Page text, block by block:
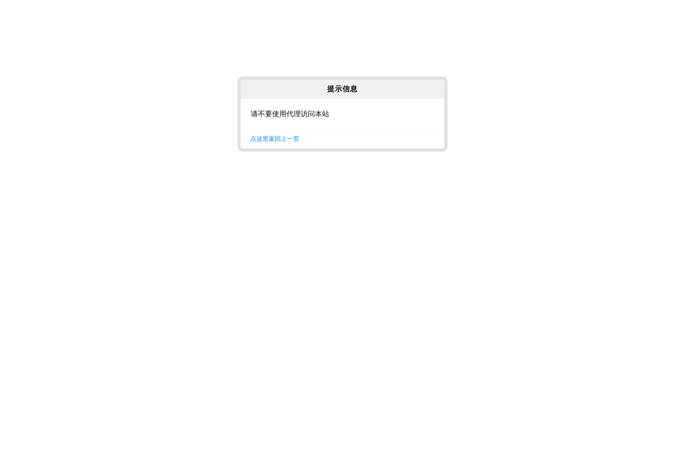
提示信息
请不要使用代理访问本站
点这里返回上一页